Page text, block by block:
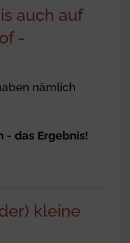
auch auf
-
nämlich
- das Ergebnis!
kleine